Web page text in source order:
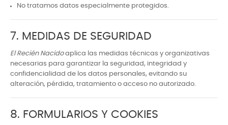
No tratamos datos especialmente protegidos.
7. MEDIDAS DE SEGURIDAD
El Recién Nacidoaplica las medidas técnicas y organizativas
necesarias para garantizar la seguridad, integridad y
confidencialidad de los datos personales, evitando su
alteración, pérdida, tratamiento o acceso no autorizado.
8. FORMULARIOS Y COOKIES